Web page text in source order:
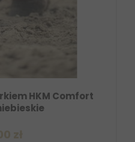
HKM Comfort